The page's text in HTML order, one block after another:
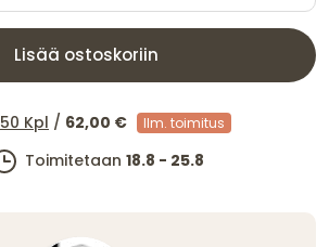
Lisää ostoskoriin
50 Kpl / 62,00 € Ilm. toimitus
Toimitetaan 18.8 - 25.8